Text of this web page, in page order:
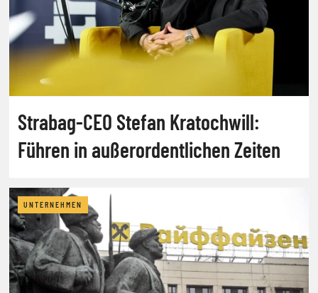
Strabag-CEO Stefan Kratochwill:
Führen in außerordentlichen Zeiten
UNTERNEHMEN